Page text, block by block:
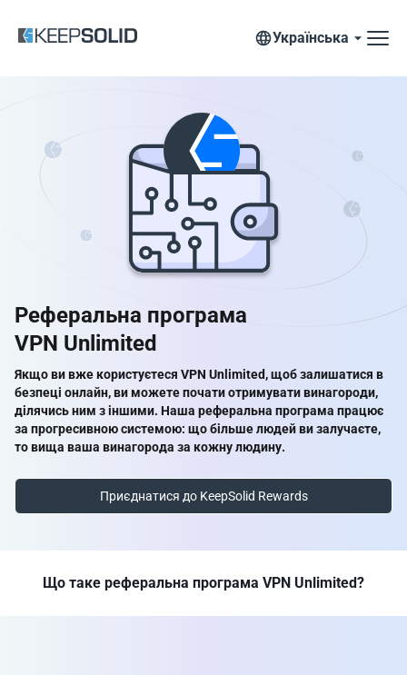
Українська
Реферальна програма
VPN Unlimited
Якщо ви вже користуєтеся VPN Unlimited, щоб залишатися в
безпеці онлайн, ви можете почати отримувати винагороди,
ділячись ним з іншими. Наша реферальна програма працює
за прогресивною системою: що більше людей ви залучаєте,
то вища ваша винагорода за кожну людину.
Приєднатися до KeepSolid Rewards
Що таке реферальна програма VPN Unlimited?